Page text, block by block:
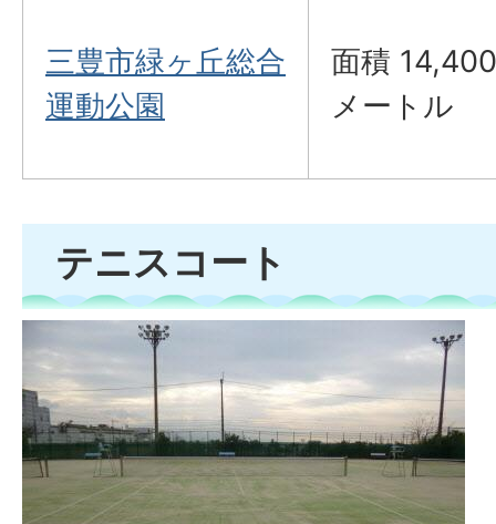
三豊市緑ヶ丘総合
運動公園
面積
メートル
テニスコート